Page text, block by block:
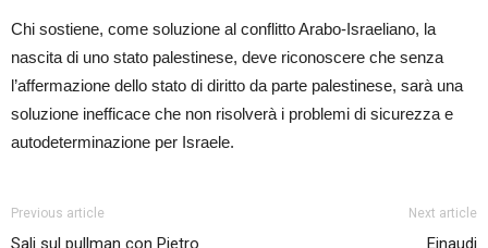
Chi sostiene, come soluzione al conflitto Arabo-Israeliano, la
nascita di uno stato palestinese, deve riconoscere che senza
l’affermazione dello stato di diritto da parte palestinese, sarà una
soluzione inefficace che non risolverà i problemi di sicurezza e
autodeterminazione per Israele.
Previous article
Sali sul pullman con Pietro
Next article
Einaudi